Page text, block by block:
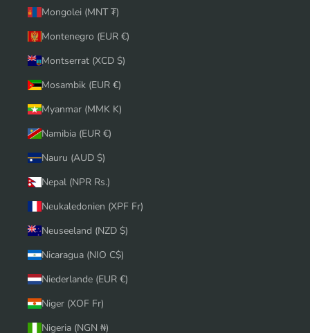
Mongolei (MNT ₮)
Montenegro (EUR €)
Montserrat (XCD $)
Mosambik (EUR €)
Myanmar (MMK K)
Namibia (EUR €)
Nauru (AUD $)
Nepal (NPR Rs.)
Neukaledonien (XPF Fr)
Neuseeland (NZD $)
Nicaragua (NIO C$)
Niederlande (EUR €)
Niger (XOF Fr)
Nigeria (NGN ₦)